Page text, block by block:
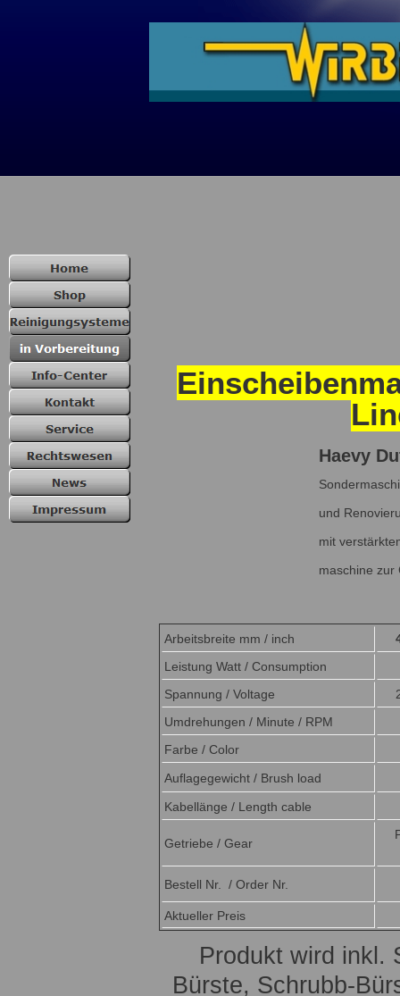
Haevy
und
mit
maschine zur
Arbeitsbreite mm / inch
Leistung Watt / Consumption
Spannung / Voltage
Umdrehungen / Minute / RPM
Farbe / Color
Auflagegewicht / Brush load
Kabellänge / Length cable
Getriebe / Gear
Bestell Nr. / Order Nr.
Aktueller Preis
Produkt wird inkl.
Bürste, Schrubb-